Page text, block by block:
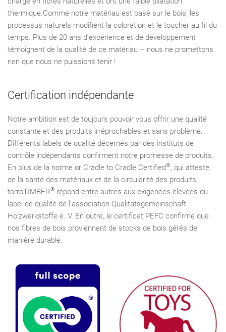
thermique.Comme notre matériau est basé sur le bois, les
processus naturels modifient la coloration et le toucher au fil du
temps. Plus de 20 ans d’expérience et de développement
témoignent de la qualité de ce matériau – nous ne promettons
rien que nous ne puissions tenir !
Certiﬁcation indépendante
Notre ambition est de toujours pouvoir vous offrir une qualité
constante et des produits irréprochables et sans problème.
Différents labels de qualité décernés par des instituts de
contrôle indépendants confirment notre promesse de produits.
En plus de la norme or Cradle to Cradle Certified®, qui atteste
de la santé des matériaux et de la circularité des produits,
torroTIMBER® répond entre autres aux exigences élevées du
label de qualité de l’association Qualitätsgemeinschaft
Holzwerkstoffe e. V. En outre, le certificat PEFC confirme que
nos fibres de bois proviennent de stocks de bois gérés de
manière durable.